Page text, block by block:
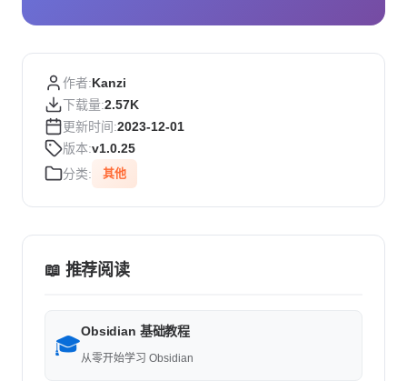
作者:Kanzi
下载量:2.57K
更新时间:2023-12-01
版本:v1.0.25
分类:
其他
📖 推荐阅读
🎓
Obsidian 基础教程
从零开始学习 Obsidian